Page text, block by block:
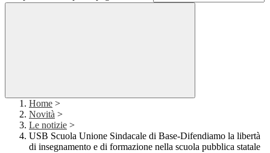
Home >
Novità >
Le notizie >
USB Scuola Unione Sindacale di Base-Difendiamo la libertà
di insegnamento e di formazione nella scuola pubblica statale